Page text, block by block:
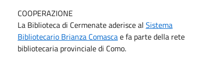
COOPERAZIONE
La Biblioteca di Cermenate aderisce al Sistema
Bibliotecario Brianza Comascae fa parte della rete
bibliotecaria provinciale di Como.